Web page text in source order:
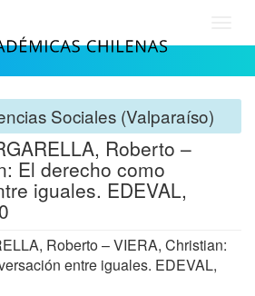
Sociales (Valparaíso)
Roberto –
El derecho como
iguales. EDEVAL,
Roberto – VIERA, Christian:
entre iguales. EDEVAL,